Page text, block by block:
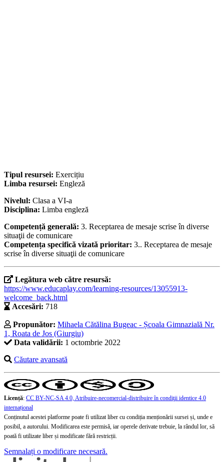
Tipul resursei: Exercițiu
Limba resursei: Engleză
Nivelul: Clasa a VI-a
Disciplina: Limba engleză
Competență generală: 3. Receptarea de mesaje scrise în diverse
situaţii de comunicare
Competența specifică vizată prioritar: 3.. Receptarea de mesaje
scrise în diverse situaţii de comunicare
Legătura web către resursă:
https://www.educaplay.com/learning-resources/13055913-
welcome_back.html
Accesări: 718
Propunător: Mihaela Cătălina Bugeac - Școala Gimnazială Nr.
1, Roata de Jos (Giurgiu)
Data validării: 1 octombrie 2022
Căutare avansată
Licență: CC BY-NC-SA 4.0, Atribuire-necomercial-distribuire în condiţii identice 4.0
internațional
Conținutul acestei platforme poate fi utilizat liber cu condiția menționării sursei și, unde e
posibil, a autorului. Modificarea este permisă, iar operele derivate trebuie, la rândul lor, să
poată fi utilizate liber și modificate fără restricții.
Semnalați o modificare necesară.